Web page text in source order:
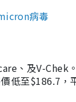
病毒
、及V-Chek
低至$186.7，